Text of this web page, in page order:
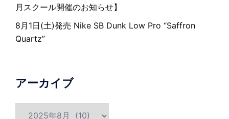
月スクール開催のお知らせ】
8月1日(土)発売 Nike SB Dunk Low Pro “Saffron
Quartz”
アーカイブ